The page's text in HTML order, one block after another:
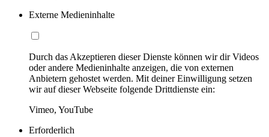
Externe Medieninhalte
Durch das Akzeptieren dieser Dienste können wir dir Videos
oder andere Medieninhalte anzeigen, die von externen
Anbietern gehostet werden. Mit deiner Einwilligung setzen
wir auf dieser Webseite folgende Drittdienste ein:
Vimeo, YouTube
Erforderlich